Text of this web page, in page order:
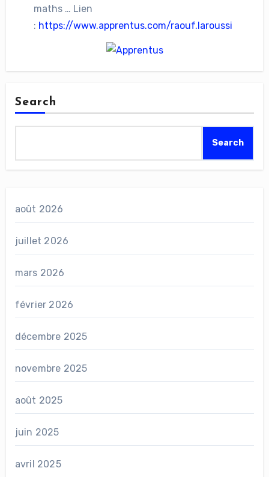
maths … Lien
: https://www.apprentus.com/raouf.laroussi
Search
Search
août 2026
juillet 2026
mars 2026
février 2026
décembre 2025
novembre 2025
août 2025
juin 2025
avril 2025